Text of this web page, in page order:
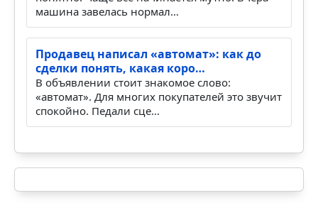
Поставил аккумулятор на зарядку, а он
снова сел: батарея уст…
Аккумулятор редко умирает красиво и